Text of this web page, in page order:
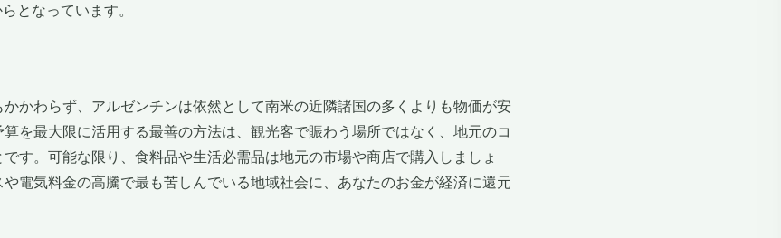
となっています。
かわらず、アルゼンチンは依然として南米の近隣諸国の多くよりも物価が安
を最大限に活用する最善の方法は、観光客で賑わう場所ではなく、地元のコ
す。可能な限り、食料品や生活必需品は地元の市場や商店で購入しましょ
電気料金の高騰で最も苦しんでいる地域社会に、あなたのお金が経済に還元